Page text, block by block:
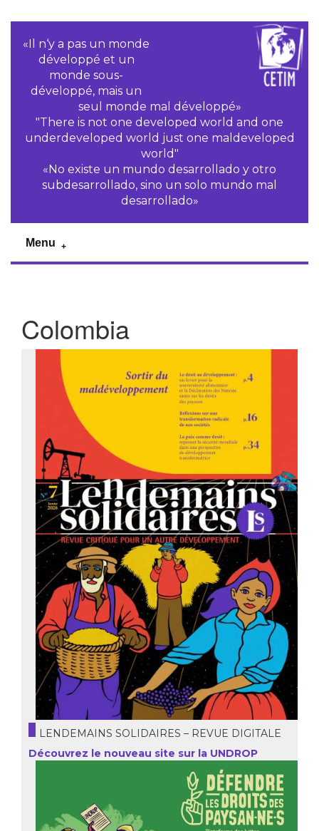
«Il n‘y a pas un monde
développé et un
monde sous-
développé, mais un
seul monde mal développé»
"There is not one developed world and one
underdeveloped world just one maldeveloped
world"
«No existe un mundo desarrollado y otro
subdesarrollado, sino un solo mundo mal
desarrollado»
Menu
Colombia
LENDEMAINS SOLIDAIRES – REVUE DIGITALE
Découvrez le nouveau site sur la UNDROP